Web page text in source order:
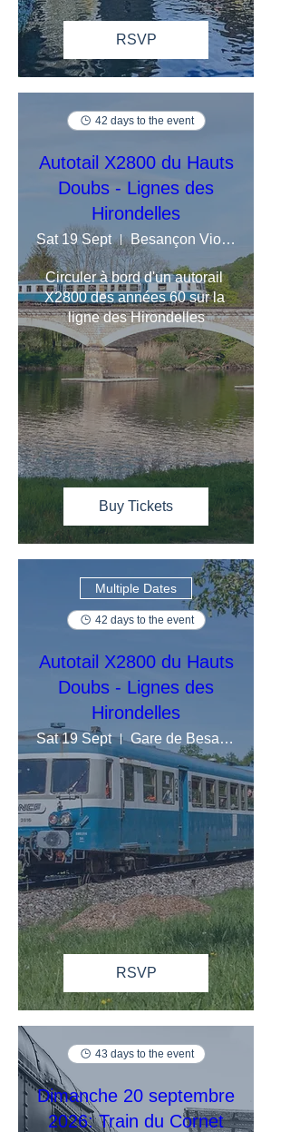
RSVP
42 days to the event
Autotail X2800 du Hauts
Doubs - Lignes des
Hirondelles
Sat 19 Sept Besançon Viotte
Circuler à bord d'un autorail
X2800 des années 60 sur la
ligne des Hirondelles
Buy Tickets
Multiple Dates
42 days to the event
Autotail X2800 du Hauts
Doubs - Lignes des
Hirondelles
Sat 19 Sept Gare de Besançon Viotte
RSVP
43 days to the event
Dimanche 20 septembre
2026: Train du Cornet